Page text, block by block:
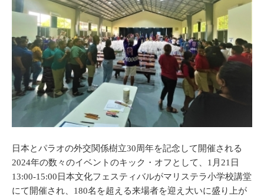
日本とパラオの外交関係樹立30周年を記念して開催される
2024年の数々のイベントのキック・オフとして、1月21日
13:00-15:00日本文化フェスティバルがマリステラ小学校講堂
にて開催され、180名を超える来場者を迎え大いに盛り上が